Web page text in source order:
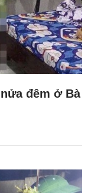
đêm ở Bà